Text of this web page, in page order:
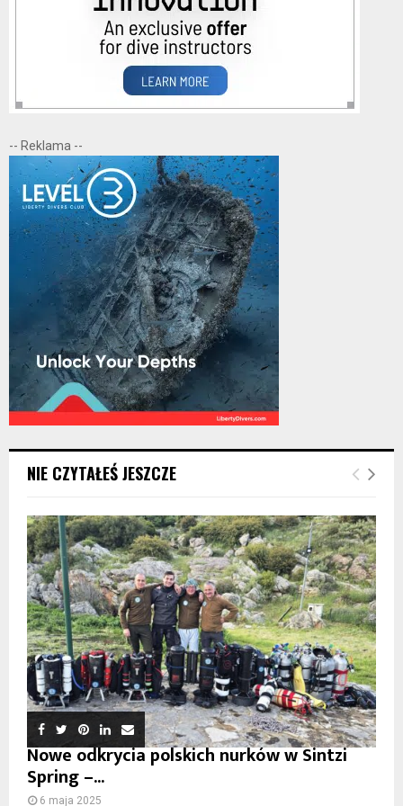
-- Reklama --
NIE CZYTAŁEŚ JESZCZE
Nowe odkrycia polskich nurków w Sintzi
Spring –...
6 maja 2025